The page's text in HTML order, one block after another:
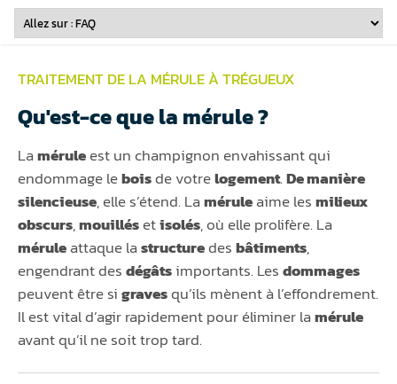
TRAITEMENT DE LA MÉRULE À TRÉGUEUX
Qu'est-ce que la mérule ?
Laméruleest un champignon envahissant qui
endommage leboisde votrelogement.De manière
silencieuse, elle s’étend. Laméruleaime lesmilieux
obscurs,mouillésetisolés, où elle prolifère. La
méruleattaque lastructuredesbâtiments,
engendrant desdégâtsimportants. Lesdommages
peuvent être sigravesqu’ils mènent à l’effondrement.
Il est vital d’agir rapidement pour éliminer lamérule
avant qu’il ne soit trop tard.